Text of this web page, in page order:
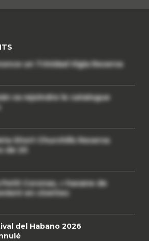
un Trinidad Vigia Reserva
va rejoindre le catalogue
Short Churchills Reserva
de 20
Petit Coronas, « havane de
en civettes
del Habano 2026